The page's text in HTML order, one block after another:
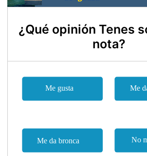
¿Qué opinión Tenes
nota?